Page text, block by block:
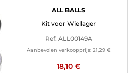
ALL BALLS
Kit voor Wiellager
Ref: ALL00149A
Aanbevolen verkoopprijs: 21,29 €
18,10 €